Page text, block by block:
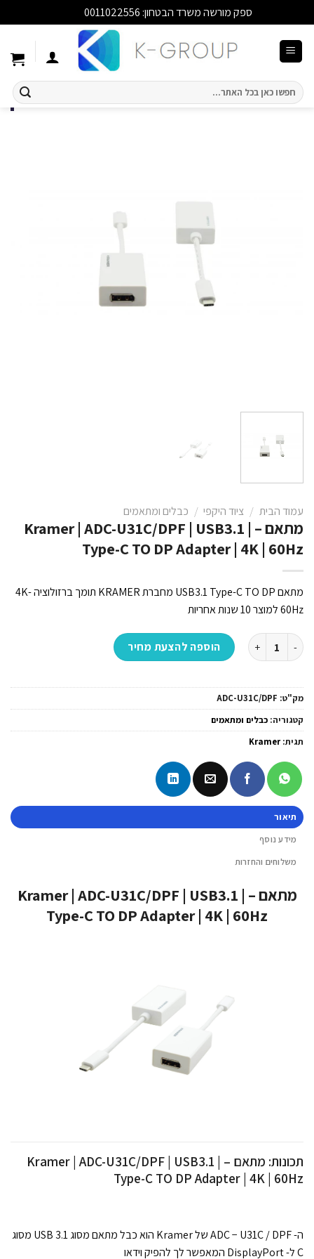
ספק מורשה משרד הבטחון: 0011022556
חיפוש
עבור:
עמוד הבית / ציוד היקפי / כבלים ומתאמים
מתאם – Kramer | ADC-U31C/DPF | USB3.1 |
Type-C TO DP Adapter | 4K | 60Hz
מתאם USB3.1 Type-C TO DP מחברת KRAMER תומך ברזולוציה 4K-
60Hz למוצר 10 שנות אחריות
כמות של מתאם - Kramer | ADC-U31C/DPF | USB3.1 | Type-C TO DP Adapter | 4K | 60Hz הוספה להצעת מחיר
מק"ט: ADC-U31C/DPF
קטגוריה: כבלים ומתאמים
תגית:Kramer
תיאור
מידע נוסף
משלוחים והחזרות
מתאם – Kramer | ADC-U31C/DPF | USB3.1 |
Type-C TO DP Adapter | 4K | 60Hz
תכונות: מתאם – Kramer | ADC-U31C/DPF | USB3.1 |
Type-C TO DP Adapter | 4K | 60Hz
ה- ADC − U31C / DPF של Kramer הוא כבל מתאם מסוג USB 3.1 מסוג
C ל- DisplayPort המאפשר לך להפיק וידאו